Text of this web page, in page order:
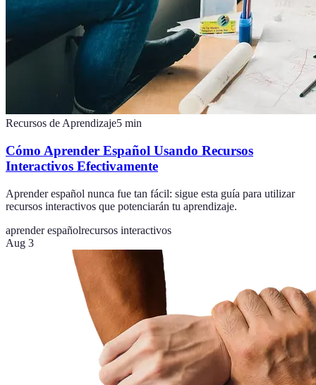
Recursos de Aprendizaje5 min
Cómo Aprender Español Usando Recursos
Interactivos Efectivamente
Aprender español nunca fue tan fácil: sigue esta guía para utilizar
recursos interactivos que potenciarán tu aprendizaje.
aprender españolrecursos interactivos
Aug 3